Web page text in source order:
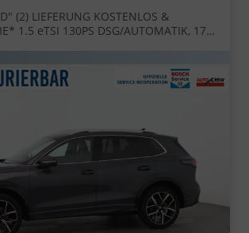
(2) LIEFERUNG KOSTENLOS &
1.5 eTSI 130PS DSG/AUTOMATIK, 17"
12,9" + App-Connect, Climatronic, M-